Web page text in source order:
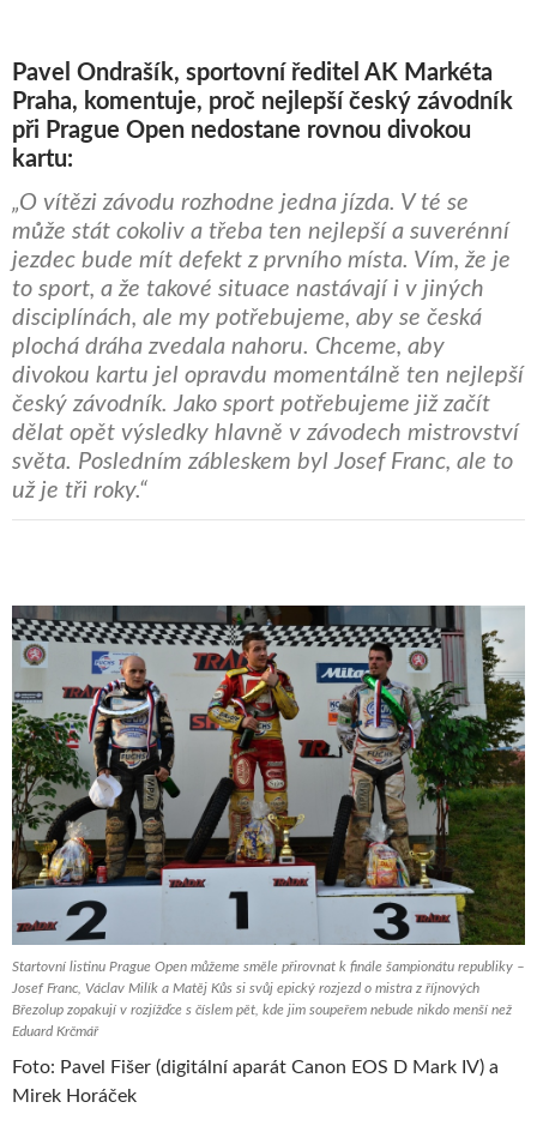
Pavel Ondrašík, sportovní ředitel AK Markéta
Praha, komentuje, proč nejlepší český závodník
při Prague Open nedostane rovnou divokou
kartu:
„O vítězi závodu rozhodne jedna jízda. V té se
může stát cokoliv a třeba ten nejlepší a suverénní
jezdec bude mít defekt z prvního místa. Vím, že je
to sport, a že takové situace nastávají i v jiných
disciplínách, ale my potřebujeme, aby se česká
plochá dráha zvedala nahoru. Chceme, aby
divokou kartu jel opravdu momentálně ten nejlepší
český závodník. Jako sport potřebujeme již začít
dělat opět výsledky hlavně v závodech mistrovství
světa. Posledním zábleskem byl Josef Franc, ale to
už je tři roky.“
Startovní listinu Prague Open můžeme směle přirovnat k finále šampionátu republiky –
Josef Franc, Václav Milík a Matěj Kůs si svůj epický rozjezd o mistra z říjnových
Březolup zopakují v rozjížďce s číslem pět, kde jim soupeřem nebude nikdo menší než
Eduard Krčmář
Foto: Pavel Fišer (digitální aparát Canon EOS D Mark IV) a
Mirek Horáček